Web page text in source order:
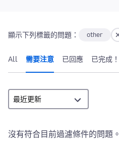
顯示下列標籤的問題： other
All 需要注意 已回應 已完成！
沒有符合目前過濾條件的問題。